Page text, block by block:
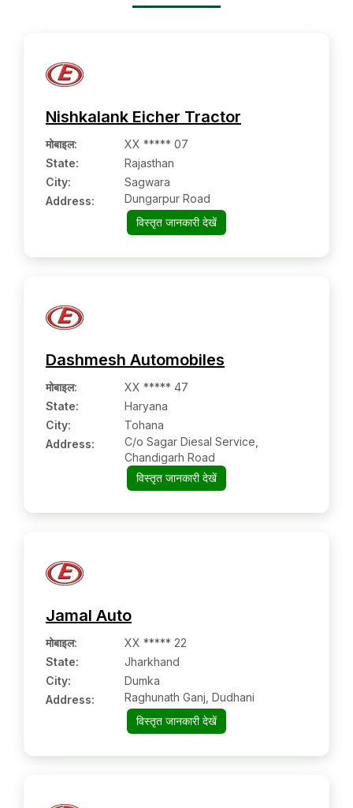
Nishkalank Eicher Tractor
मोबाइल:
XX ***** 07
State:
Rajasthan
City:
Sagwara
Address:
Dungarpur Road
विस्तृत जानकारी देखें
Dashmesh Automobiles
मोबाइल:
XX ***** 47
State:
Haryana
City:
Tohana
Address:
C/o Sagar Diesal Service,
Chandigarh Road
विस्तृत जानकारी देखें
Jamal Auto
मोबाइल:
XX ***** 22
State:
Jharkhand
City:
Dumka
Address:
Raghunath Ganj, Dudhani
विस्तृत जानकारी देखें